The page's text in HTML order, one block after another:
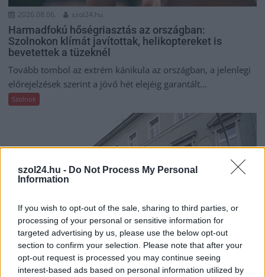
szol24.hu - Do Not Process My Personal
Information
If you wish to opt-out of the sale, sharing to third parties, or
processing of your personal or sensitive information for
targeted advertising by us, please use the below opt-out
section to confirm your selection. Please note that after your
opt-out request is processed you may continue seeing
interest-based ads based on personal information utilized by
2026.08.06. szol24.hu
Harmadfokú hőségriasztás az országban:
Szolnokon klímát javítottak, helikoptereket is
bevetettek a tüzeknél
Tovább tombol az extrém kánikula az országban, a jelenlegi
előrejelzések szerint a jövő hét elejéig garantált...
Szolnok